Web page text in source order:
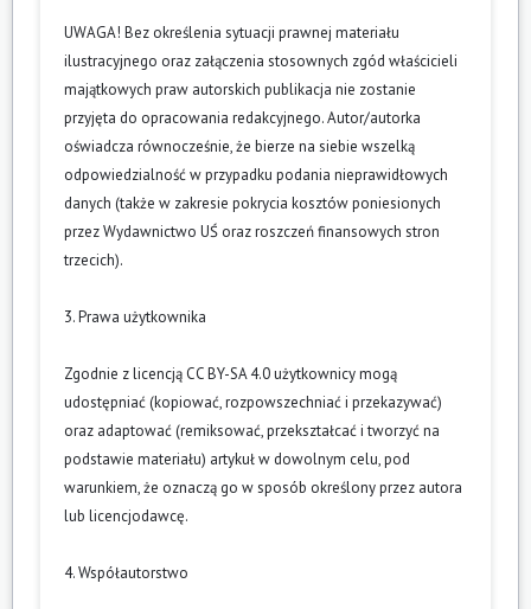
UWAGA! Bez określenia sytuacji prawnej materiału
ilustracyjnego oraz załączenia stosownych zgód właścicieli
majątkowych praw autorskich publikacja nie zostanie
przyjęta do opracowania redakcyjnego. Autor/autorka
oświadcza równocześnie, że bierze na siebie wszelką
odpowiedzialność w przypadku podania nieprawidłowych
danych (także w zakresie pokrycia kosztów poniesionych
przez Wydawnictwo UŚ oraz roszczeń finansowych stron
trzecich).
3. Prawa użytkownika
Zgodnie z licencją CC BY-SA 4.0 użytkownicy mogą
udostępniać (kopiować, rozpowszechniać i przekazywać)
oraz adaptować (remiksować, przekształcać i tworzyć na
podstawie materiału) artykuł w dowolnym celu, pod
warunkiem, że oznaczą go w sposób określony przez autora
lub licencjodawcę.
4. Współautorstwo